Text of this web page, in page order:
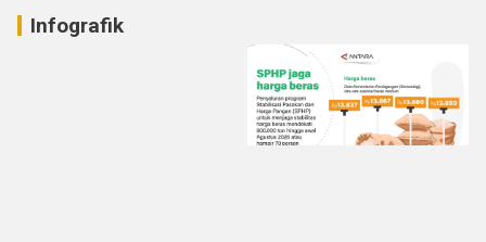
Infografik